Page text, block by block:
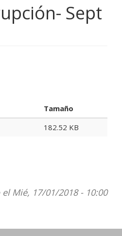
Sept
Tamaño
182.52 KB
Mié, 17/01/2018 - 10:00